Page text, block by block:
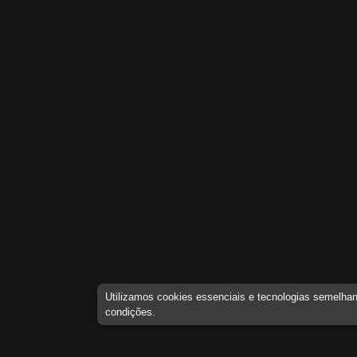
Utilizamos cookies essenciais e tecnologias
condições.